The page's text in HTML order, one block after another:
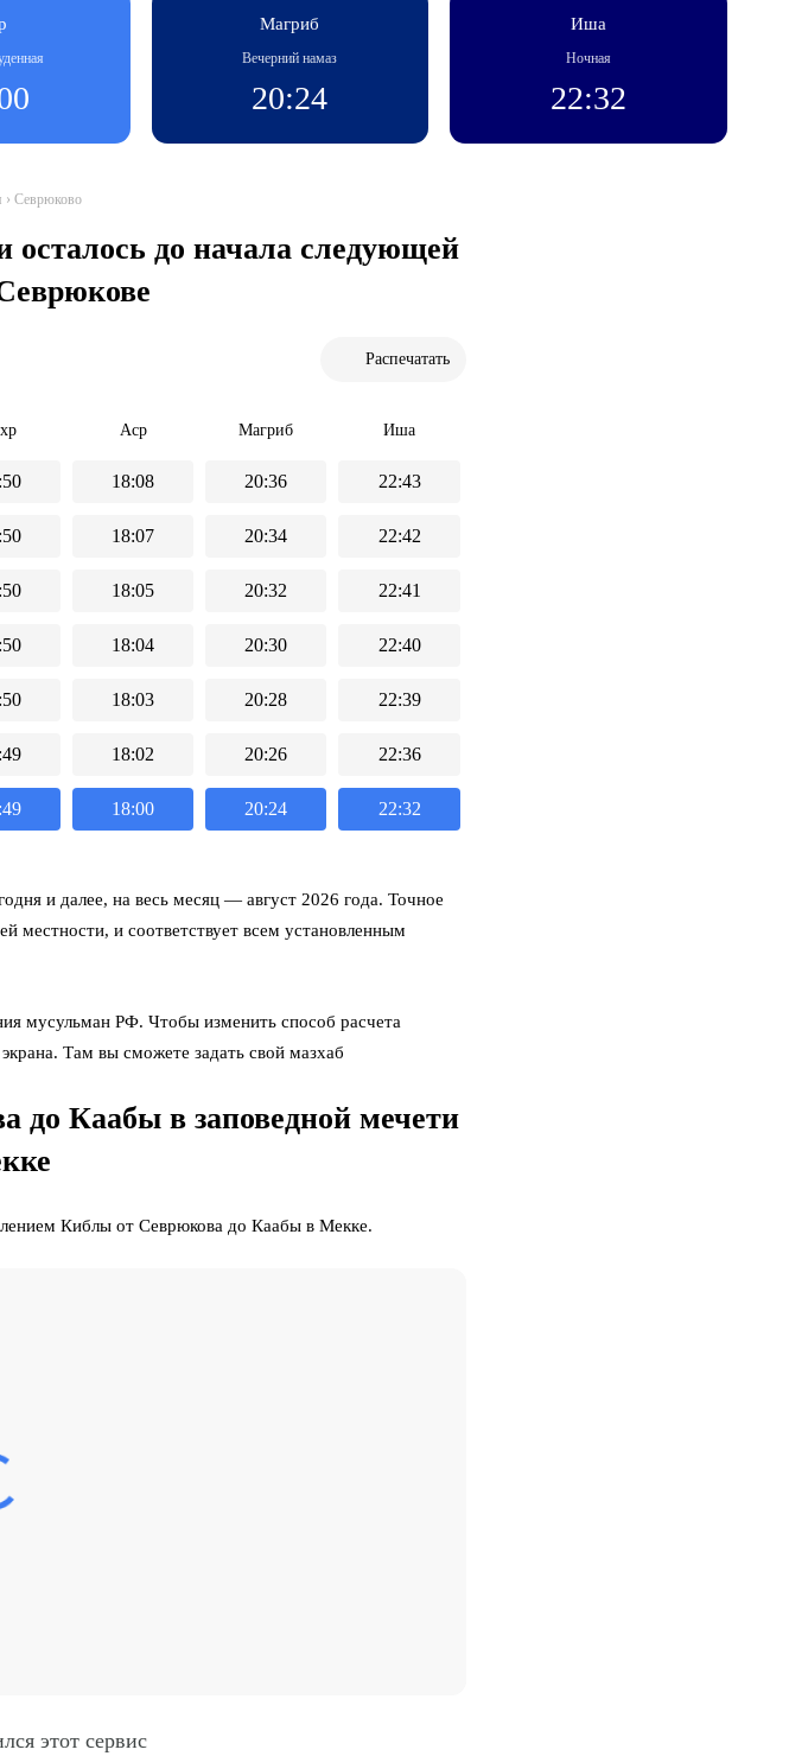
Магриб
Вечерний намаз
20:24
Иша
Ночная
22:32
› Севрюково
осталось до начала следующей
Распечатать
Аср Магриб Иша
18:08 20:36 22:43
18:07 20:34 22:42
18:05 20:32 22:41
18:04 20:30 22:40
18:03 20:28 22:39
18:02 20:26 22:36
18:00 20:24 22:32
и далее, на весь месяц — август 2026 года. Точное
местности, и соответствует всем установленным
мусульман РФ. Чтобы изменить способ расчета
Там вы сможете задать свой мазхаб
до Каабы в заповедной мечети
Киблы от Севрюкова до Каабы в Мекке.
этот сервис